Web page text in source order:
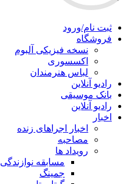
ثبت نام/ورود
فروشگاه
نسخه فیزیکی آلبوم
اکسسوری
لباس هنرمندان
رادیو آنلاین
بانک موسیقی
رادیو آنلاین
اخبار
اخبار اجراهای زنده
مصاحبه
رویداد ها
مسابقه نوازندگی
جمینگ